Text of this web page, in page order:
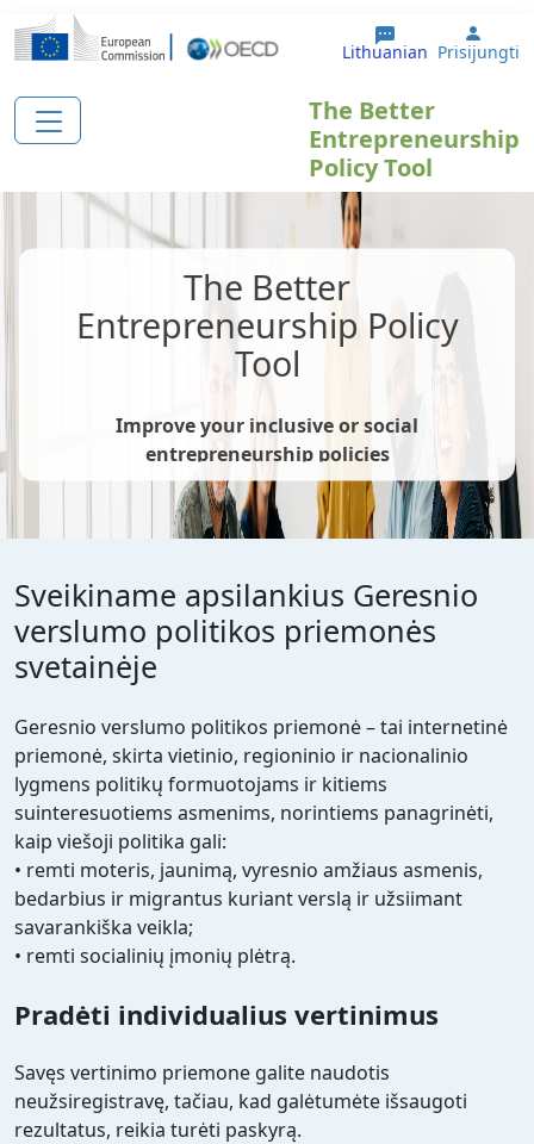
Pereiti į pagrindinį turinį
Lithuanian User
Prisijungti
The Better
Entrepreneurship
Policy Tool
The Better
Entrepreneurship Policy
Tool
Improve your inclusive or social
entrepreneurship policies
Sveikiname apsilankius Geresnio
verslumo politikos priemonės
svetainėje
Geresnio verslumo politikos priemonė – tai internetinė
priemonė, skirta vietinio, regioninio ir nacionalinio
lygmens politikų formuotojams ir kitiems
suinteresuotiems asmenims, norintiems panagrinėti,
kaip viešoji politika gali:
• remti moteris, jaunimą, vyresnio amžiaus asmenis,
bedarbius ir migrantus kuriant verslą ir užsiimant
savarankiška veikla;
• remti socialinių įmonių plėtrą.
Pradėti individualius vertinimus
Savęs vertinimo priemone galite naudotis
neužsiregistravę, tačiau, kad galėtumėte išsaugoti
rezultatus, reikia turėti paskyrą.